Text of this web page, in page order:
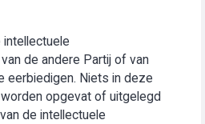
intellectuele
de andere Partij of van
eerbiedigen. Niets in deze
opgevat of uitgelegd
de intellectuele